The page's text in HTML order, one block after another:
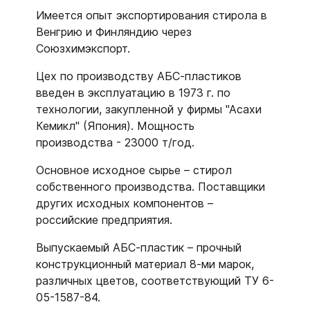
Имеется опыт экспортирования стирола в
Венгрию и Финляндию через
Союзхимэкспорт.
Цех по производству АБС-пластиков
введен в эксплуатацию в 1973 г. по
технологии, закупленной у фирмы "Асахи
Кемикл" (Япония). Мощность
производства - 23000 т/год.
Основное исходное сырье – стирол
собственного производства. Поставщики
других исходных компонентов –
российские предприятия.
Выпускаемый АБС-пластик – прочный
конструкционный материал 8-ми марок,
различных цветов, соответствующий ТУ 6-
05-1587-84.